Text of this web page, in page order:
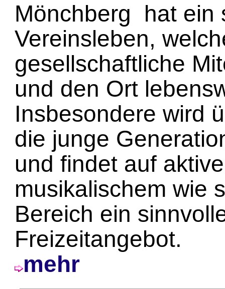
Mönchberg hat ein
Vereinsleben,
gesellschaftliche
und den Ort
Insbesondere wird
die junge
und findet auf
musikalischem wie
Bereich ein
Freizeitangebot.
mehr